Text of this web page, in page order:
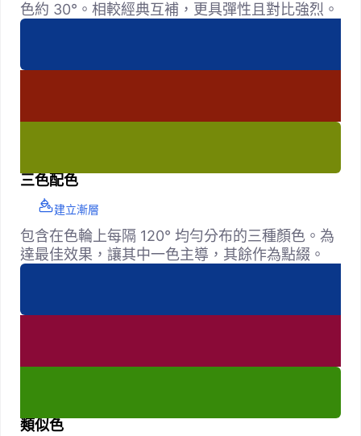
色約 30°。相較經典互補，更具彈性且對比強烈。
三色配色
建立漸層
包含在色輪上每隔 120° 均勻分布的三種顏色。為
達最佳效果，讓其中一色主導，其餘作為點綴。
類似色